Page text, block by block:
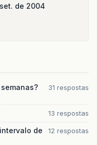
de 2004
31 respostas
13 respostas
de
12 respostas